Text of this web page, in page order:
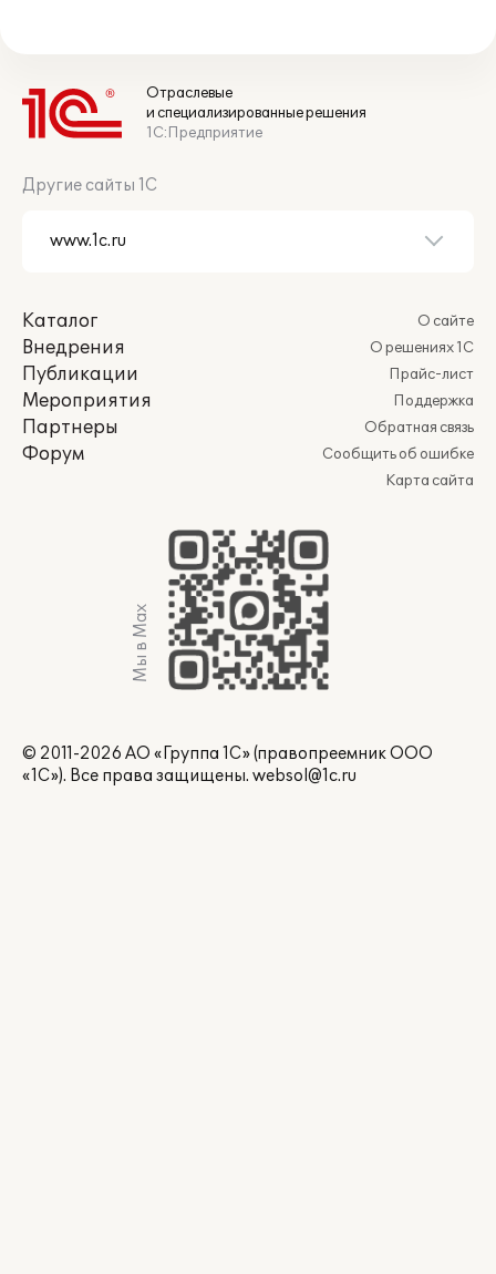
Отраслевые
и специализированные решения
1С:Предприятие
Другие сайты 1С
Каталог
Внедрения
Публикации
Мероприятия
Партнеры
Форум
О сайте
О решениях 1С
Прайс-лист
Поддержка
Обратная связь
Сообщить об ошибке
Карта сайта
Мы в Max
© 2011-2026 АО «Группа 1С» (правопреемник ООО
«1С»). Все права защищены. websol@1c.ru